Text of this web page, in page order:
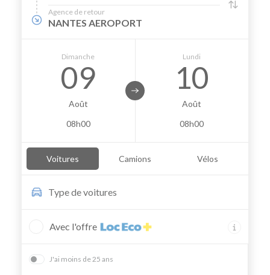
Agence de retour
NANTES AEROPORT
Dimanche
09
Août
08h00
Lundi
10
Août
08h00
Voitures Camions Vélos
Type devoitures
Avec l'offre
J'ai moins de 25 ans